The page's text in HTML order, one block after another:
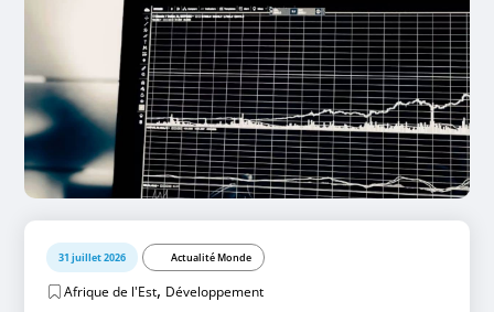
31 juillet 2026 Actualité Monde
Afrique de l'Est, Développement